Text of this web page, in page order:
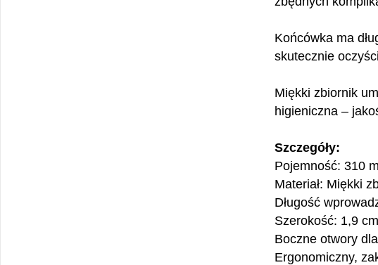
Końcówka ma
skutecznie
Miękki zbiornik
higieniczna –
Szczegóły:
Pojemność: 310 ml
Materiał: Miękki
Długość
Szerokość: 1,9 cm
Boczne otwory
Ergonomiczny,